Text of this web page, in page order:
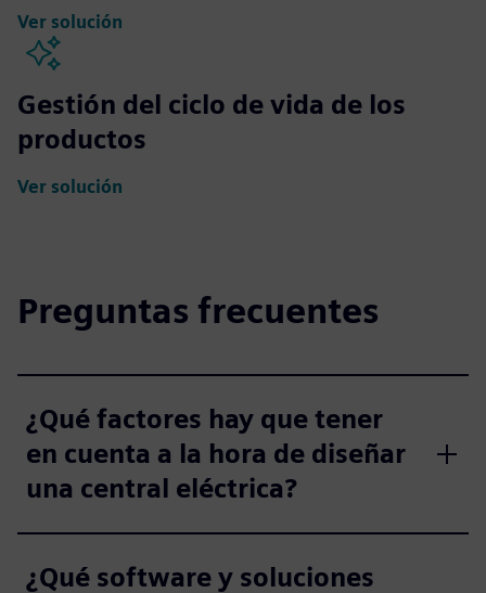
Ver solución
Gestión del ciclo de vida de los
productos
Ver solución
Preguntas frecuentes
¿Qué factores hay que tener
en cuenta a la hora de diseñar
una central eléctrica?
¿Qué software y soluciones